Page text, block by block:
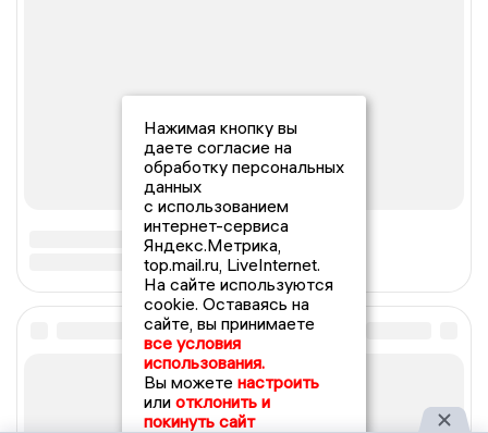
Нажимая кнопку вы
даете согласие на
обработку персональных
данных
с использованием
интернет-сервиса
Яндекс.Метрика,
top.mail.ru, LiveInternet.
На сайте используются
cookie. Оставаясь на
сайте, вы принимаете
все условия
использования.
Вы можете настроить
или отклонить и
покинуть сайт